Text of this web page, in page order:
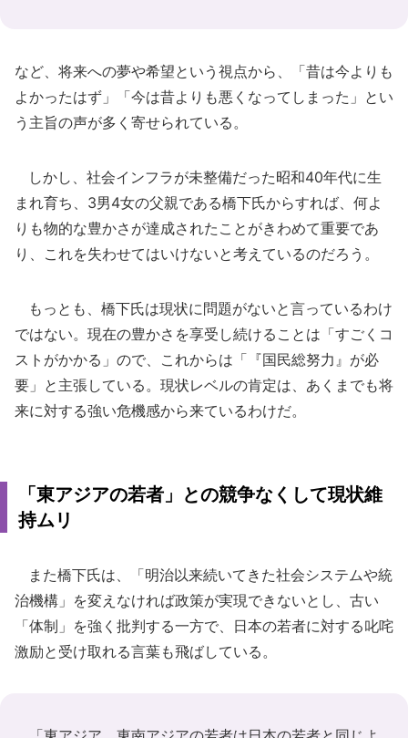
など、将来への夢や希望という視点から、「昔は今よりも
よかったはず」「今は昔よりも悪くなってしまった」とい
う主旨の声が多く寄せられている。
しかし、社会インフラが未整備だった昭和40年代に生
まれ育ち、3男4女の父親である橋下氏からすれば、何よ
りも物的な豊かさが達成されたことがきわめて重要であ
り、これを失わせてはいけないと考えているのだろう。
もっとも、橋下氏は現状に問題がないと言っているわけ
ではない。現在の豊かさを享受し続けることは「すごくコ
ストがかかる」ので、これからは「『国民総努力』が必
要」と主張している。現状レベルの肯定は、あくまでも将
来に対する強い危機感から来ているわけだ。
「東アジアの若者」との競争なくして現状維
持ムリ
また橋下氏は、「明治以来続いてきた社会システムや統
治機構」を変えなければ政策が実現できないとし、古い
「体制」を強く批判する一方で、日本の若者に対する叱咤
激励と受け取れる言葉も飛ばしている。